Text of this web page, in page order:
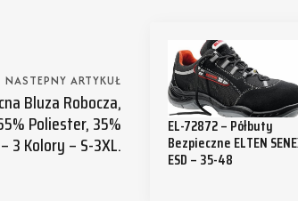
NASTEPNY ARTYKUŁ
Bluza Robocza,
Poliester, 35%
3 Kolory – S-3XL.
EL-72872 – Półbuty
Bezpieczne ELTEN
ESD – 35-48